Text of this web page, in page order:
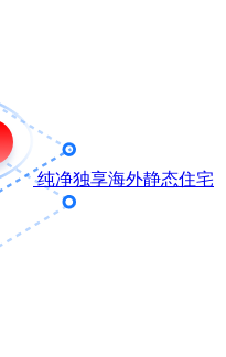
纯净独享海外静态住宅